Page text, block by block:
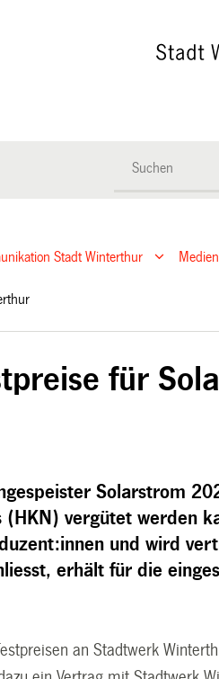
Stadt Winterthur
für
Solarstrom
vergütet werden
und wird
erhält für die
an Stadtwerk